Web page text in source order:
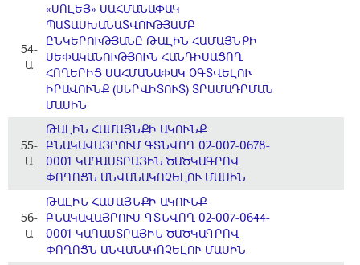
54-
Ա
«ՍՈԼԵՅ» ՍԱՀՄԱՆԱՓԱԿ
ՊԱՏԱՍԽԱՆԱՏՎՈՒԹՅԱՄԲ
ԸՆԿԵՐՈՒԹՅԱՆԸ ԹԱԼԻՆ ՀԱՄԱՅՆՔԻ
ՍԵՓԱԿԱՆՈՒԹՅՈՒՆ ՀԱՆԴԻՍԱՑՈՂ
ՀՈՂԵՐԻՑ ՍԱՀՄԱՆԱՓԱԿ ՕԳՏՎԵԼՈՒ
ԻՐԱՎՈՒՆՔ (ՍԵՐՎԻՏՈՒՏ) ՏՐԱՄԱԴՐՄԱՆ
ՄԱՍԻՆ
55-
Ա
ԹԱԼԻՆ ՀԱՄԱՅՆՔԻ ԱԿՈՒՆՔ
ԲՆԱԿԱՎԱՅՐՈՒՄ ԳՏՆՎՈՂ 02-007-0678-
0001 ԿԱԴԱՍՏՐԱՅԻՆ ԾԱԾԿԱԳՐՈՎ
ՓՈՂՈՑՆ ԱՆՎԱՆԱԿՈՉԵԼՈՒ ՄԱՍԻՆ
56-
Ա
ԹԱԼԻՆ ՀԱՄԱՅՆՔԻ ԱԿՈՒՆՔ
ԲՆԱԿԱՎԱՅՐՈՒՄ ԳՏՆՎՈՂ 02-007-0644-
0001 ԿԱԴԱՍՏՐԱՅԻՆ ԾԱԾԿԱԳՐՈՎ
ՓՈՂՈՑՆ ԱՆՎԱՆԱԿՈՉԵԼՈՒ ՄԱՍԻՆ